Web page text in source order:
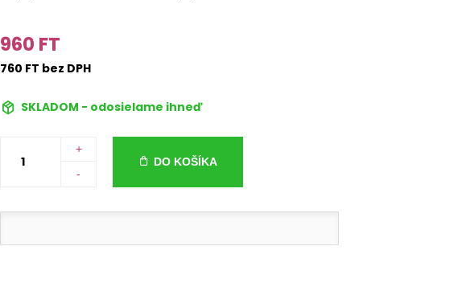
960 FT
760 FT bez DPH
SKLADOM - odosielame ihneď
+
-
DO KOŠÍKA